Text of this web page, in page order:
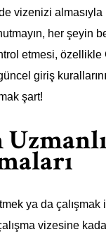
vizenizi almasıyla
her şeyin
etmesi,
giriş
şart!
ya da
vizesine